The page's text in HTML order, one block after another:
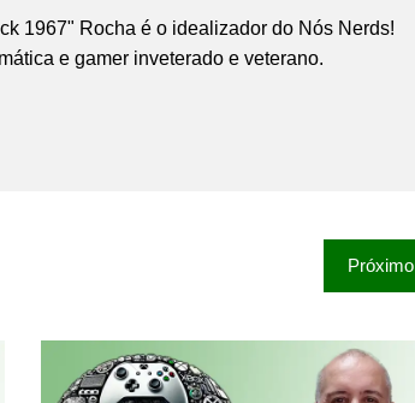
1967" Rocha é o idealizador do Nós Nerds!
e gamer inveterado e veterano.
Próximo